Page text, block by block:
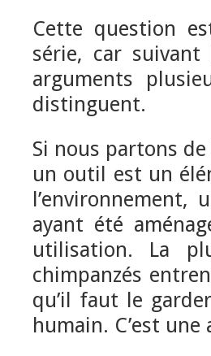
Cette question
série, car suivant
arguments
distinguent.
Si nous partons
un outil est un
ayant été
utilisation. La
chimpanzés
qu’il faut le
humain. C’est